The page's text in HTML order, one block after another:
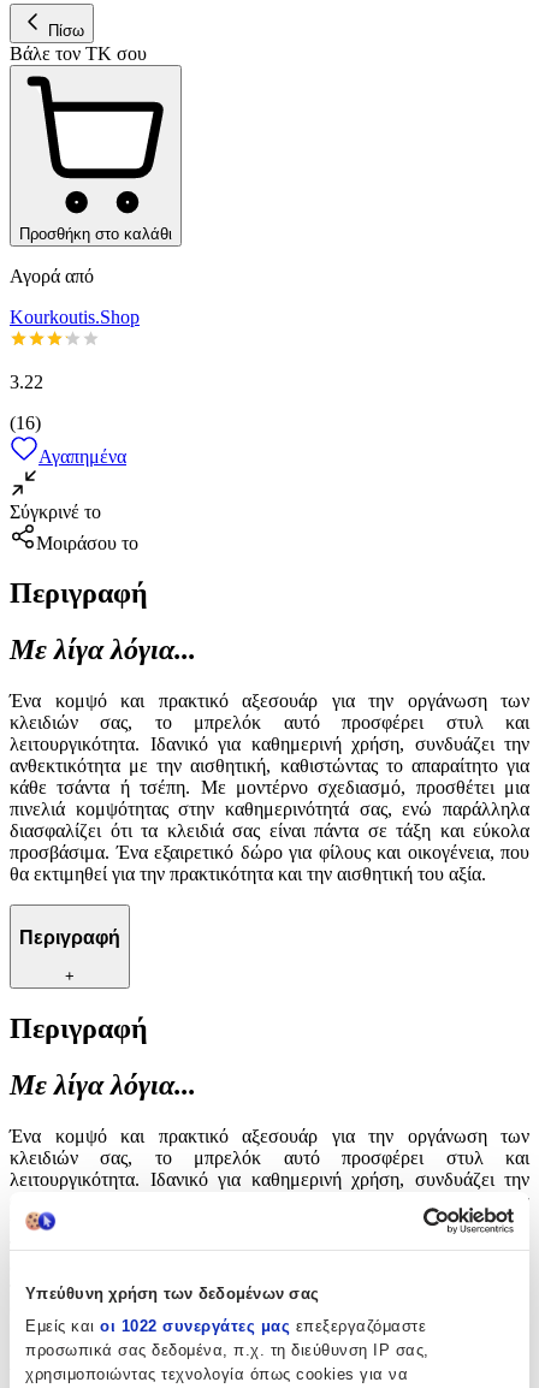
Υπεύθυνη χρήση των δεδομένων σας
Εμείς και οι 1022 συνεργάτες μας επεξεργαζόμαστε
προσωπικά σας δεδομένα, π.χ. τη διεύθυνση IP σας,
χρησιμοποιώντας τεχνολογία όπως cookies για να
Πίσω
Βάλε τον ΤΚ σου
Προσθήκη στο καλάθι
Αγορά από
Kourkoutis.Shop
3.22
(16)
Αγαπημένα
Σύγκρινέ το
Μοιράσου το
Περιγραφή
Με λίγα λόγια...
Ένα κομψό και πρακτικό αξεσουάρ για την οργάνωση των
κλειδιών σας, το μπρελόκ αυτό προσφέρει στυλ και
λειτουργικότητα. Ιδανικό για καθημερινή χρήση, συνδυάζει την
ανθεκτικότητα με την αισθητική, καθιστώντας το απαραίτητο για
κάθε τσάντα ή τσέπη. Με μοντέρνο σχεδιασμό, προσθέτει μια
πινελιά κομψότητας στην καθημερινότητά σας, ενώ παράλληλα
διασφαλίζει ότι τα κλειδιά σας είναι πάντα σε τάξη και εύκολα
προσβάσιμα. Ένα εξαιρετικό δώρο για φίλους και οικογένεια, που
θα εκτιμηθεί για την πρακτικότητα και την αισθητική του αξία.
Περιγραφή
+
Περιγραφή
Με λίγα λόγια...
Ένα κομψό και πρακτικό αξεσουάρ για την οργάνωση των
κλειδιών σας, το μπρελόκ αυτό προσφέρει στυλ και
λειτουργικότητα. Ιδανικό για καθημερινή χρήση, συνδυάζει την
ανθεκτικότητα με την αισθητική, καθιστώντας το απαραίτητο για
κάθε τσάντα ή τσέπη. Με μοντέρνο σχεδιασμό, προσθέτει μια
προσβάσιμα. Ένα εξαιρετικό δώρο για φίλους και οικογένεια, που
θα εκτιμηθεί για την πρακτικότητα και την αισθητική του αξία.
Χαρακτηριστικά